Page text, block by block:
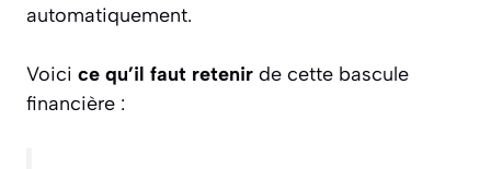
automatiquement.
Voici ce qu’il faut retenir de cette bascule
financière :